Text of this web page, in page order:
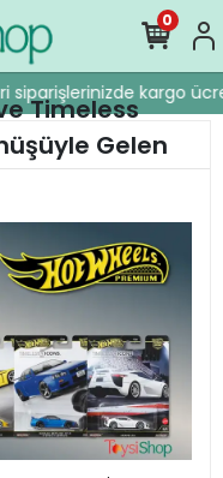
kargo
0
Timeless
Gelen